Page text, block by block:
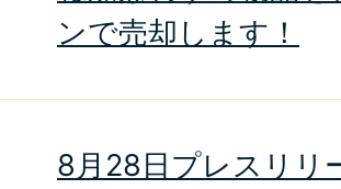
ンで売却します！
8月28日プレスリリ